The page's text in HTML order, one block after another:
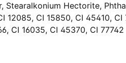
Stearalkonium Hectorite,
CI 15850, CI 45410, CI
CI 16035, CI 45370, CI 77742